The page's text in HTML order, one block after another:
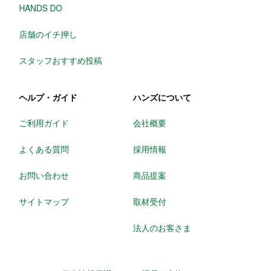
HANDS DO
店舗のイチ押し
スタッフおすすめ投稿
ヘルプ・ガイド
ご利用ガイド
よくある質問
お問い合わせ
サイトマップ
ハンズについて
会社概要
採用情報
商品提案
取材受付
法人のお客さま